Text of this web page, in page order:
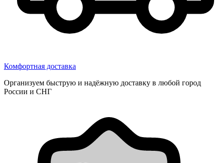
Комфортная доставка
Организуем быструю и надёжную доставку в любой город
России и СНГ